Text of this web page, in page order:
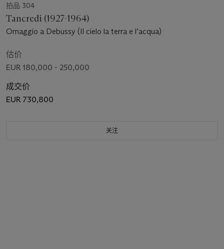
拍品 304
Tancredi (1927-1964)
Omaggio a Debussy (Il cielo la terra e l’acqua)
估价
EUR 180,000 - 250,000
成交价
EUR 730,800
关注